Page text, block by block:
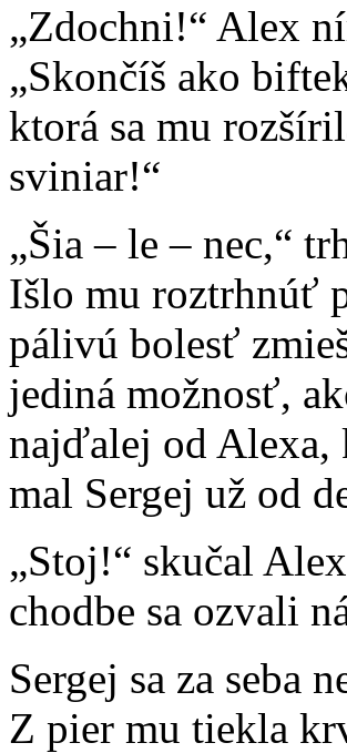
„Zdochni!“ Alex
„Skončíš ako
ktorá sa mu
sviniar!“
„Šia – le – nec,“
Išlo mu roztrhnúť
pálivú bolesť
jediná možnosť,
najďalej od Alexa,
mal Sergej už od
„Stoj!“ skučal
chodbe sa ozvali
Sergej sa za seba
Z pier mu tiekla